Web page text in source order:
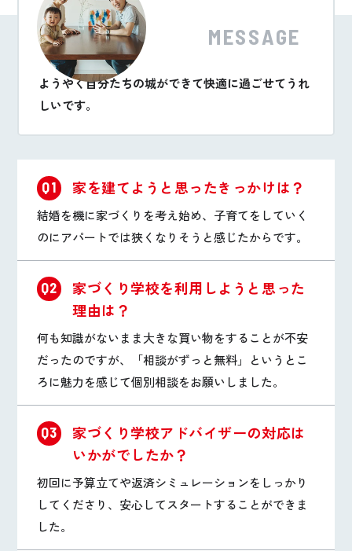
MESSAGE
ようやく自分たちの城ができて快適に過ごせてうれ
しいです。
Q1 家を建てようと思ったきっかけは？
結婚を機に家づくりを考え始め、子育てをしていく
のにアパートでは狭くなりそうと感じたからです。
Q2
家づくり学校を利用しようと思った
理由は？
何も知識がないまま大きな買い物をすることが不安
だったのですが、「相談がずっと無料」というとこ
ろに魅力を感じて個別相談をお願いしました。
Q3
家づくり学校アドバイザーの対応は
いかがでしたか？
初回に予算立てや返済シミュレーションをしっかり
してくださり、安心してスタートすることができま
した。